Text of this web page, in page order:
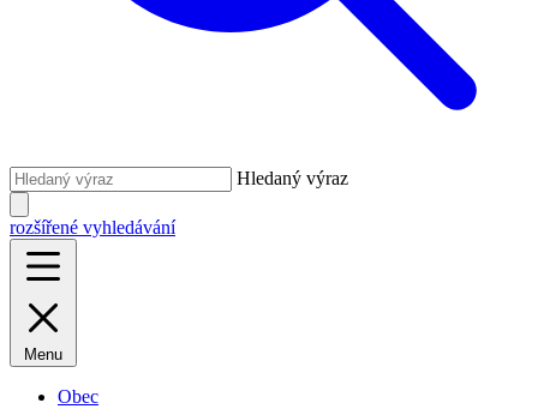
Hledaný výraz
rozšířené vyhledávání
Menu
Obec